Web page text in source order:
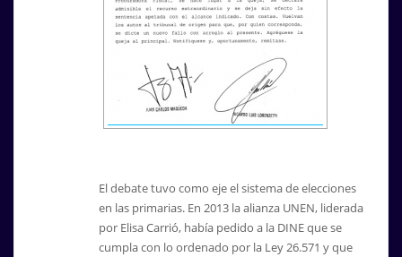
El debate tuvo como eje el sistema de elecciones
en las primarias. En 2013 la alianza UNEN, liderada
por Elisa Carrió, había pedido a la DINE que se
cumpla con lo ordenado por la Ley 26.571 y que